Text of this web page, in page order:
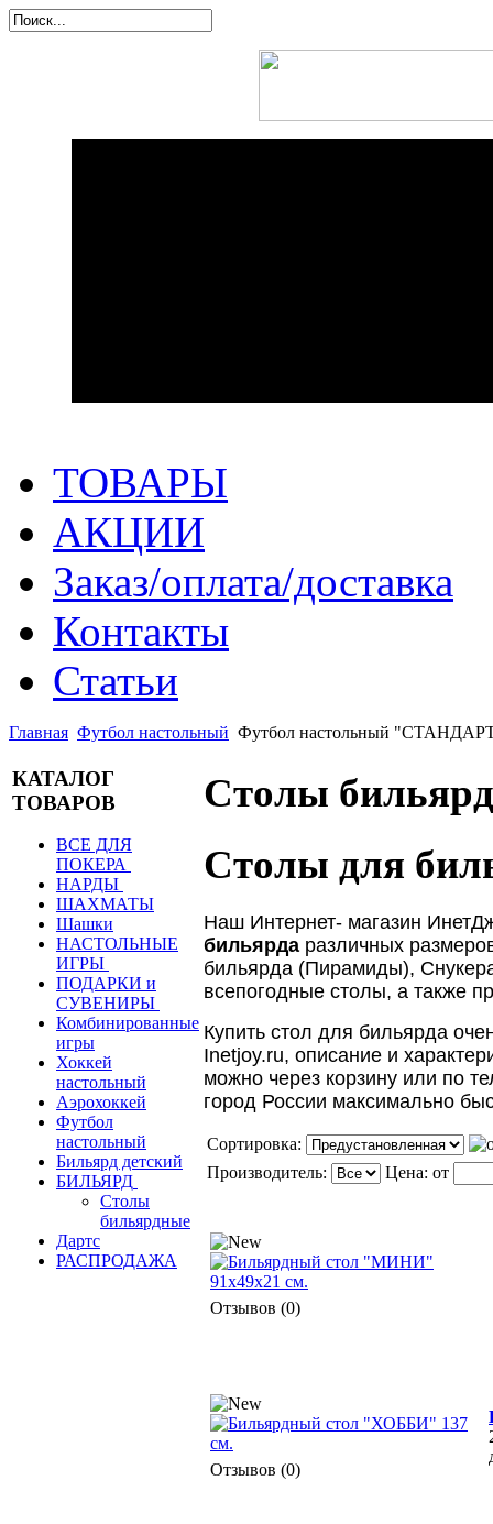
ТОВАРЫ
АКЦИИ
Заказ/оплата/доставка
Контакты
Статьи
Главная Футбол настольный Футбол настольный
КАТАЛОГ
ТОВАРОВ
ВСЕ ДЛЯ
ПОКЕРА
НАРДЫ
ШАХМАТЫ
Шашки
НАСТОЛЬНЫЕ
ИГРЫ
ПОДАРКИ и
СУВЕНИРЫ
Комбинированные
игры
Хоккей
настольный
Аэрохоккей
Футбол
настольный
Бильярд детский
БИЛЬЯРД
Столы
бильярдные
Дартс
РАСПРОДАЖА
Столы
Столы для
Наш Интернет- магазин
бильярда различных
бильярда (Пирамиды),
всепогодные столы, а также
Купить стол для бильярда
Inetjoy.ru, описание и
можно через корзину или по
город России максимально
Сортировка:
Производитель:
Цена: от
Отзывов (0)
Отзывов (0)